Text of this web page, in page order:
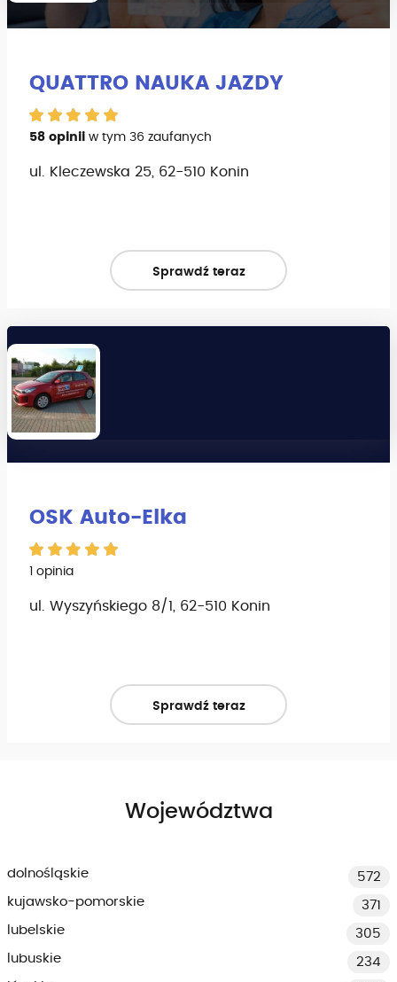
QUATTRO NAUKA JAZDY
58 opinii w tym 36 zaufanych
ul. Kleczewska 25, 62-510 Konin
Sprawdź teraz
OSK Auto-Elka
1 opinia
ul. Wyszyńskiego 8/1, 62-510 Konin
Sprawdź teraz
Województwa
dolnośląskie
572
kujawsko-pomorskie
371
lubelskie
305
lubuskie
234